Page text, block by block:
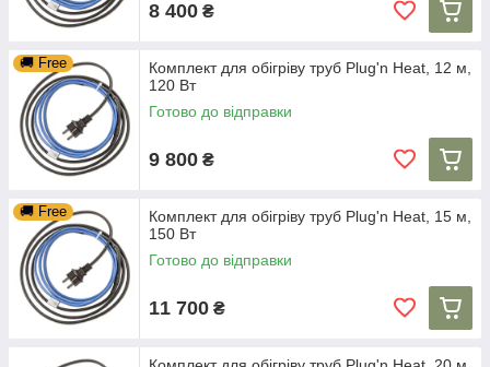
8 400 ₴
🚚 Free
Комплект для обігріву труб Plug'n Heat, 12 м,
120 Вт
Готово до відправки
9 800 ₴
🚚 Free
Комплект для обігріву труб Plug'n Heat, 15 м,
150 Вт
Готово до відправки
11 700 ₴